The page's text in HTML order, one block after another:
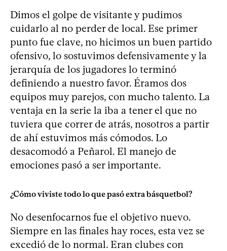
Dimos el golpe de visitante y pudimos
cuidarlo al no perder de local. Ese primer
punto fue clave, no hicimos un buen partido
ofensivo, lo sostuvimos defensivamente y la
jerarquía de los jugadores lo terminó
definiendo a nuestro favor. Éramos dos
equipos muy parejos, con mucho talento. La
ventaja en la serie la iba a tener el que no
tuviera que correr de atrás, nosotros a partir
de ahí estuvimos más cómodos. Lo
desacomodó a Peñarol. El manejo de
emociones pasó a ser importante.
¿Cómo viviste todo lo que pasó extra básquetbol?
No desenfocarnos fue el objetivo nuevo.
Siempre en las finales hay roces, esta vez se
excedió de lo normal. Eran clubes con